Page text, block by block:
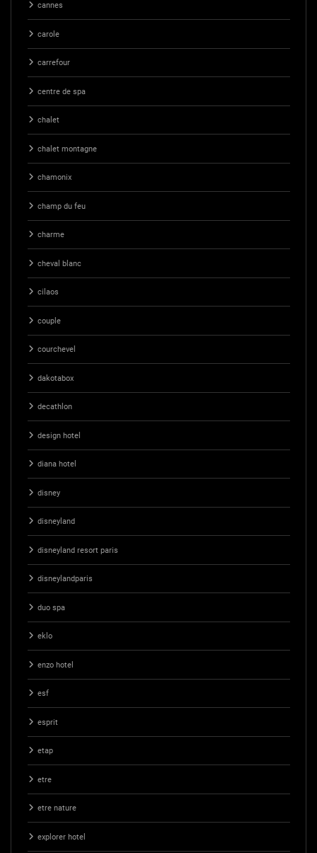
cannes
carole
carrefour
centre de spa
chalet
chalet montagne
chamonix
champ du feu
charme
cheval blanc
cilaos
couple
courchevel
dakotabox
decathlon
design hotel
diana hotel
disney
disneyland
disneyland resort paris
disneylandparis
duo spa
eklo
enzo hotel
esf
esprit
etap
etre
etre nature
explorer hotel